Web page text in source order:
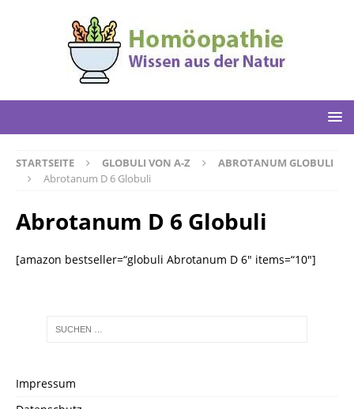
STARTSEITE GLOBULI VON A-Z
ABROTANUM GLOBULI
Abrotanum D 6 Globuli
Abrotanum D 6 Globuli
[amazon bestseller=“globuli Abrotanum D 6″ items=“10″]
Impressum